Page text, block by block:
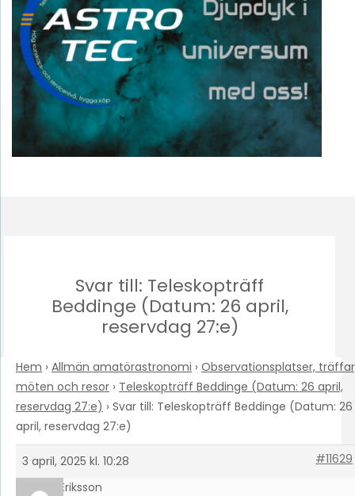
Svar till: Teleskopträff
Beddinge (Datum: 26 april,
reservdag 27:e)
Hem › Allmän amatörastronomi › Observationsplatser,
möten och resor › Teleskopträff Beddinge (Datum: 26 april,
reservdag 27:e) › Svar till: Teleskopträff Beddinge (Datum: 26
april, reservdag 27:e)
3 april, 2025 kl. 10:28
#11629
Olle Eriksson